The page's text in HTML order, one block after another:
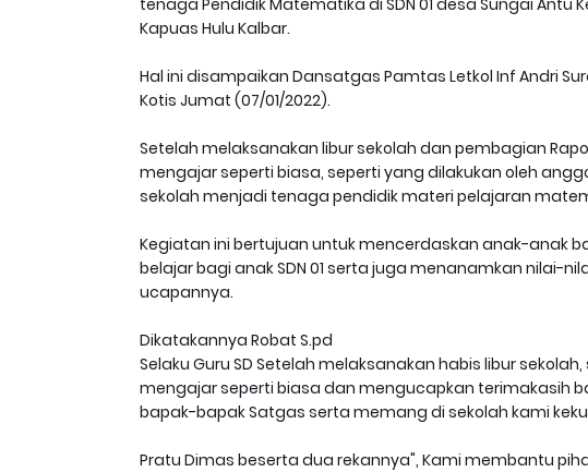
tenaga Pendidik Matematika di SDN 01 desa Sungai
Kapuas Hulu Kalbar.
Hal ini disampaikan Dansatgas Pamtas Letkol Inf Andri
Kotis Jumat (07/01/2022).
Setelah melaksanakan libur sekolah dan pembagian
mengajar seperti biasa, seperti yang dilakukan oleh
sekolah menjadi tenaga pendidik materi pelajaran
Kegiatan ini bertujuan untuk mencerdaskan anak-anak
belajar bagi anak SDN 01 serta juga menanamkan nilai-
ucapannya.
Dikatakannya Robat S.pd
Selaku Guru SD Setelah melaksanakan habis libur
mengajar seperti biasa dan mengucapkan terimakasih
bapak-bapak Satgas serta memang di sekolah kami
Pratu Dimas beserta dua rekannya", Kami membantu